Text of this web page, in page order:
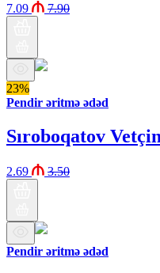
7.09 7.90
23%
Pendir əritmə ədəd
Sıroboqatov
2.69 3.50
Pendir əritmə ədəd